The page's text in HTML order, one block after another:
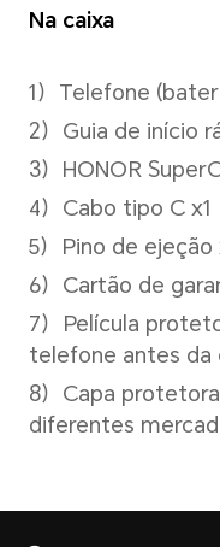
Bateria
5000
*A
removível)
Bateria